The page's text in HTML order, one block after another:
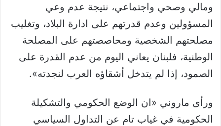
ومالي وصحي واجتماعي، نتيجة عدم وعي
المسؤولين وعدم قدرتهم على ادارة البلاد، وتغليب
مصلحتهم الشخصية ومحاصصتهم على المصلحة
الوطنية، فلبنان يعاني اليوم من عدم القدرة على
الصمود، إذا لم يتدخل أشقاؤه العرب لنجدته».
ورأى ماروني «ان الوضع الحكومي والتشكيلة
الحكومية في غياب تام عن التداول السياسي